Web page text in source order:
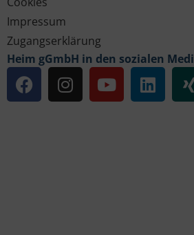
Impressum
Zugangserklärung
Heim gGmbH in den sozialen